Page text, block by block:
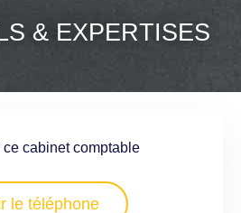
& EXPERTISES
ce cabinet comptable
le téléphone